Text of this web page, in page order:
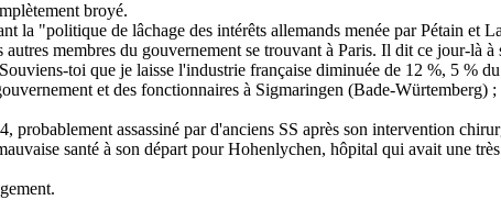
broyé.
la "politique de lâchage des intérêts allemands menée par Pétain et
membres du gouvernement se trouvant à Paris. Il dit ce jour-là
toi que je laisse l'industrie française diminuée de 12 %, 5 %
et des fonctionnaires à Sigmaringen (Bade-Würtemberg)
assassiné par d'anciens SS après son intervention
santé à son départ pour Hohenlychen, hôpital qui avait une